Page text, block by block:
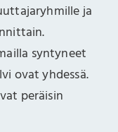
ja
syntyneet
ovat yhdessä.
peräisin